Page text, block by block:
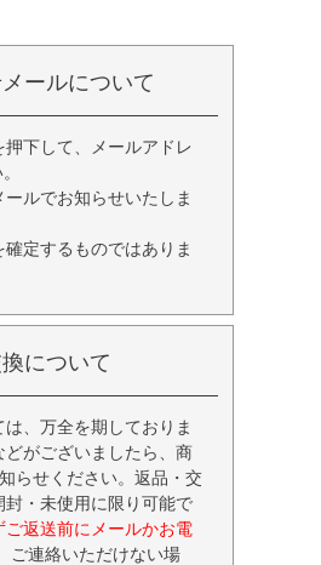
ールについて
下して、メールアドレ
ルでお知らせいたしま
定するものではありま
について
、万全を期しておりま
がございましたら、商
らせください。返品・交
・未使用に限り可能で
ご返送前にメールかお電
ご連絡いただけない場